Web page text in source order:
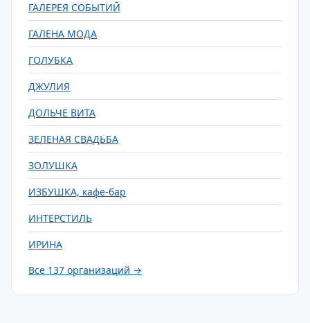
ГАЛЕРЕЯ СОБЫТИЙ
ГАЛЕНА МОДА
ГОЛУБКА
ДЖУЛИЯ
ДОЛЬЧЕ ВИТА
ЗЕЛЕНАЯ СВАДЬБА
ЗОЛУШКА
ИЗБУШКА, кафе-бар
ИНТЕРСТИЛЬ
ИРИНА
Все 137 организаций →